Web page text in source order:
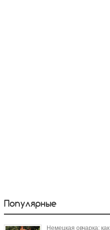
Популярные
Немецкая овчарка: как